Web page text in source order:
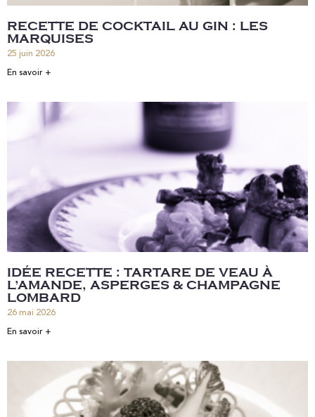
RECETTE DE COCKTAIL AU GIN : LES
MARQUISES
25 juin 2026
En savoir +
IDÉE RECETTE : TARTARE DE VEAU À
L’AMANDE, ASPERGES & CHAMPAGNE
LOMBARD
26 mai 2026
En savoir +